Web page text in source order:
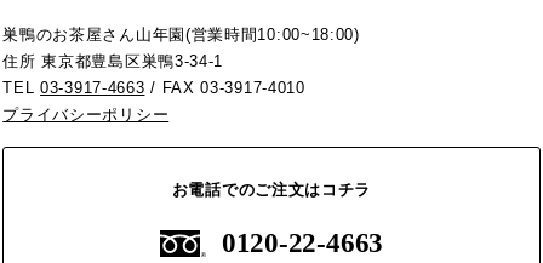
巣鴨のお茶屋さん山年園(営業時間10:00~18:00)
住所 東京都豊島区巣鴨3-34-1
TEL03-3917-4663 / FAX 03-3917-4010
プライバシーポリシー
お電話でのご注文はコチラ
0120-22-4663